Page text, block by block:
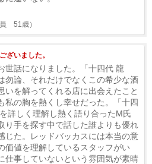
員 51歳）
ざいました。
世話になりました。「十四代 龍
勿論、それだけでなくこの希少な酒
いを解ってくれる店に出会えたこと
私の胸を熱くし幸せだった。「十四
詳しく理解し熱く語り合ったM氏
り手を探す中で話した誰よりも優れ
じた。レッドバッカスには本当の意
価値を理解しているスタッフがい
仕事していないという雰囲気が素晴